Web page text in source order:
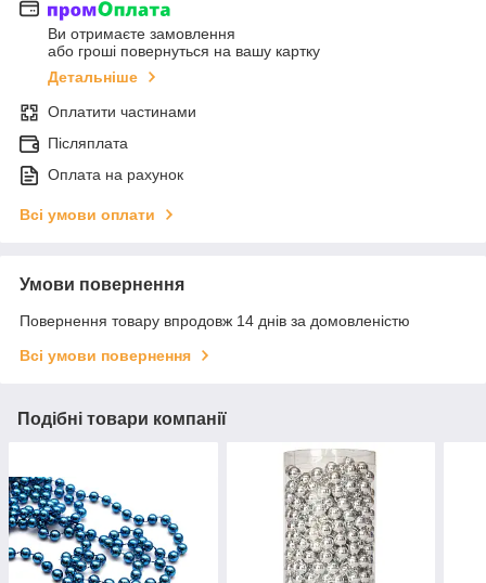
Ви отримаєте замовлення
або гроші повернуться на вашу картку
Детальніше
Оплатити частинами
Післяплата
Оплата на рахунок
Всі умови оплати
Умови повернення
Повернення товару впродовж 14 днів за домовленістю
Всі умови повернення
Подібні товари компанії